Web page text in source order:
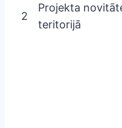
2
Projekta
teritorijā